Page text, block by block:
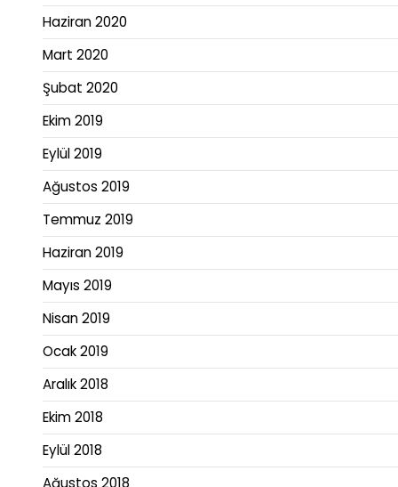
Haziran 2020
Mart 2020
Şubat 2020
Ekim 2019
Eylül 2019
Ağustos 2019
Temmuz 2019
Haziran 2019
Mayıs 2019
Nisan 2019
Ocak 2019
Aralık 2018
Ekim 2018
Eylül 2018
Ağustos 2018